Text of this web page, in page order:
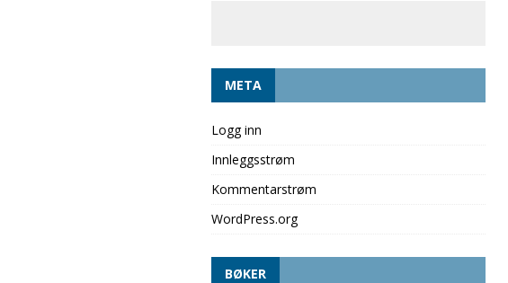
META
Logg inn
Innleggsstrøm
Kommentarstrøm
WordPress.org
BØKER